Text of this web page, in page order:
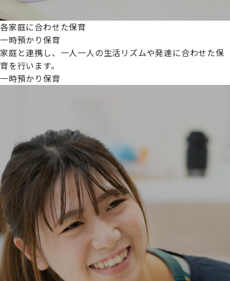
各家庭に合わせた保育
一時預かり保育
家庭と連携し、一人一人の生活リズムや発達に合わせた保
育を行います。
一時預かり保育